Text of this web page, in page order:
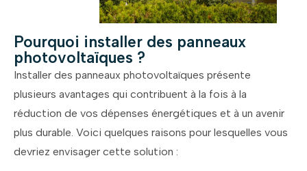
Pourquoi installer des panneaux
photovoltaïques ?
Installer des panneaux photovoltaïques présente
plusieurs avantages qui contribuent à la fois à la
réduction de vos dépenses énergétiques et à un avenir
plus durable. Voici quelques raisons pour lesquelles vous
devriez envisager cette solution :